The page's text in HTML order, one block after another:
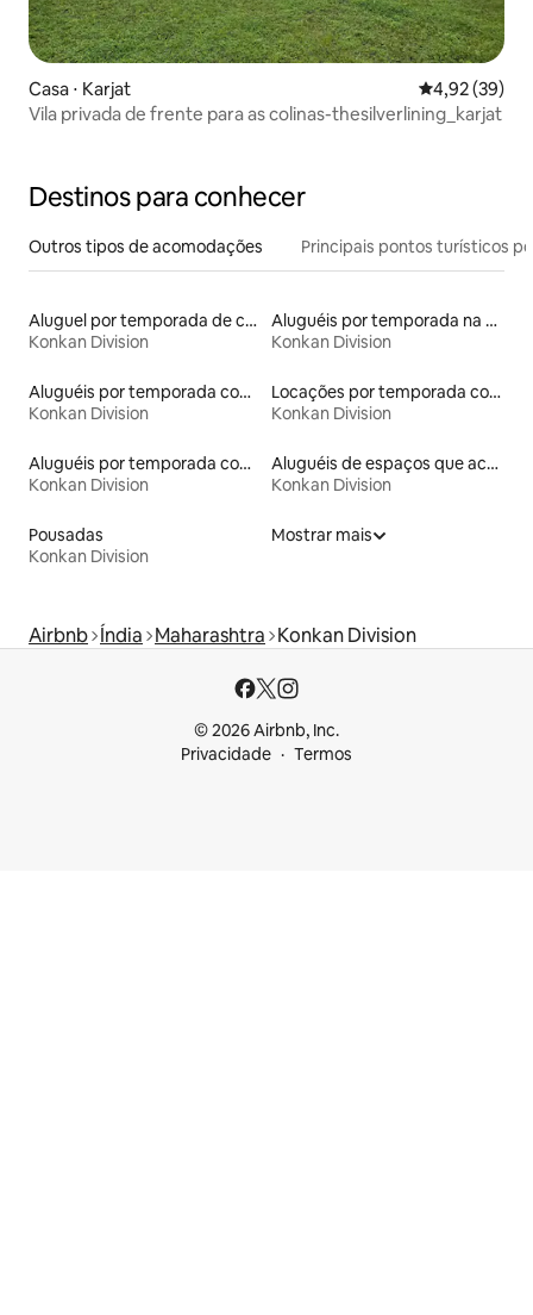
Casa ⋅ Karjat 4,92 de uma
4,92 (39)
Vila privada de frente para as colinas-thesilverlining_karjat
Destinos para conhecer
Outros tipos de acomodações Principais pontos turísticos
Aluguel por temporada de casas arredondadas
Konkan Division
Aluguéis por temporada na orla
Konkan Division
Aluguéis por temporada com caiaque
Konkan Division
Locações por temporada com piscina
Konkan Division
Aluguéis por temporada com café da manhã
Konkan Division
Aluguéis de espaços que aceitam animais de estimação
Konkan Division
Pousadas
Konkan Division
Mostrar mais
Airbnb Índia Maharashtra Konkan Division
© 2026 Airbnb, Inc.
Privacidade
Termos